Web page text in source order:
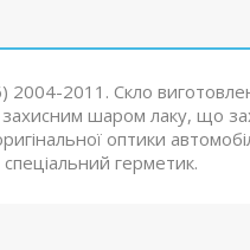
2011. Скло
шаром лаку, що
оптики
герметик.